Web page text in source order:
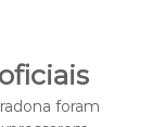
foram